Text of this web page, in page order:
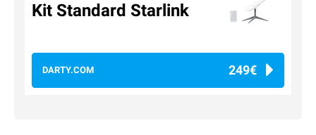
Kit Standard Starlink
DARTY.COM 249€